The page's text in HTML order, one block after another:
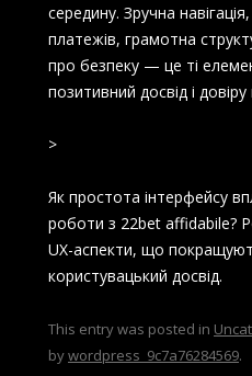
середину. Зручна
платежів, грамотна
про безпеку — це ті
позитивний досвід і довіру
>
Як простота інтерфейсу
роботи з 22bet affidabile?
UX-аспекти, що
користувацький досвід.
This entry was posted in
bywordpress_9c7a76284569.